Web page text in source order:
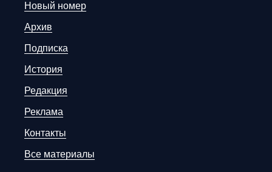
Новый номер
Архив
Подписка
История
Редакция
Реклама
Контакты
Все материалы